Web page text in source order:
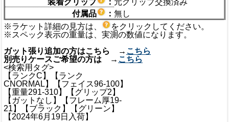
装着グリップ
： 元グリップ交換済み
付属品
： 無し
※ラケット詳細の見方は、
をクリックしてください。
※スペック表示の重量は、実測の数値になります。
ガット張り追加の方はこちら → こちら
別売りケースご希望の方は → こちら
<検索用タグ>
【ランクC】【ランク
CNORMAL】【フェイス96-100】
【重量291-310】【グリップ2】
【ガットなし】【フレーム厚19-
21】【ブラック】【グリーン】
【2024年6月19日入荷】